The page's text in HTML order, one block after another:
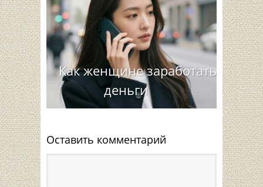
Как женщине заработать
деньги
Оставить комментарий